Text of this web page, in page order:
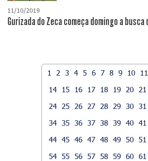
11/10/2019
Gurizada do Zeca começa domingo a busca
1 2 3 4 5 6 7 8 9 10 11
14
15 16 17 18 19 20 21
24
25 26 27 28 29 30 31
34 35 36 37 38 39 40 41
44 45 46 47 48 49 50 51
54 55 56 57 58 59 60 61